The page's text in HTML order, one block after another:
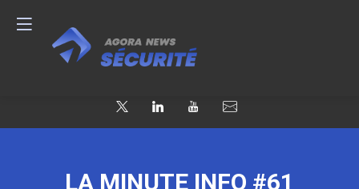
LA MINUTE INFO #61